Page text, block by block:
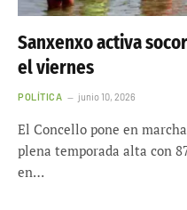
Sanxenxo activa
el viernes
POLÍTICA junio 10, 2026
El Concello pone en
plena temporada alta con
en…